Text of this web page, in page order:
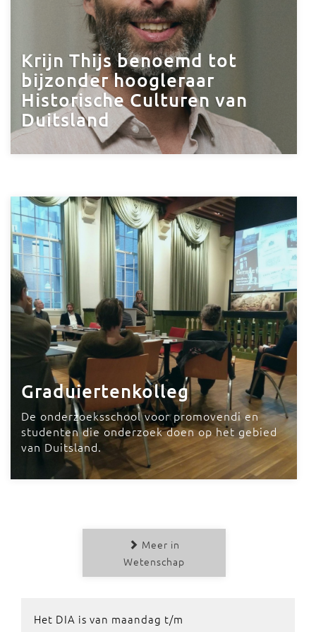
Krijn Thijs benoemd tot
bijzonder hoogleraar
Historische Culturen van
Duitsland
Graduiertenkolleg
De onderzoeksschool voor promovendi en
studenten die onderzoek doen op het gebied
van Duitsland.
Meer in
Wetenschap
Het DIA is van maandag t/m